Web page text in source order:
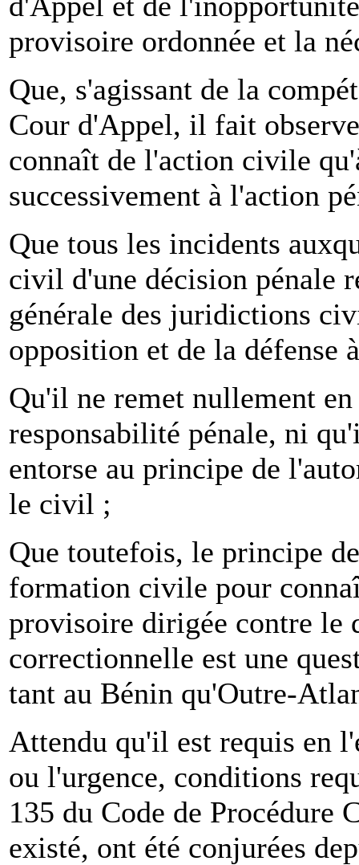
provisoire ordonnée et la
Que, s'agissant de la
Cour d'Appel, il fait
connaît de l'action civile
successivement à l'action
Que tous les incidents
civil d'une décision pénale
générale des juridictions
opposition et de la défense
Qu'il ne remet nullement
responsabilité pénale, ni
entorse au principe de
le civil ;
Que toutefois, le principe
formation civile pour
provisoire dirigée contre
correctionnelle est une
tant au Bénin qu'Outre-
Attendu qu'il est requis en
ou l'urgence, conditions
135 du Code de Procédure
existé, ont été conjurées